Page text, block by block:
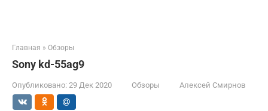
Главная » Обзоры
Sony kd-55ag9
Опубликовано: 29 Дек 2020 Обзоры Алексей Смирнов